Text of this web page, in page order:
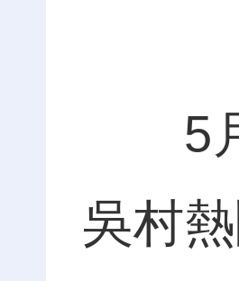
5月
吳村